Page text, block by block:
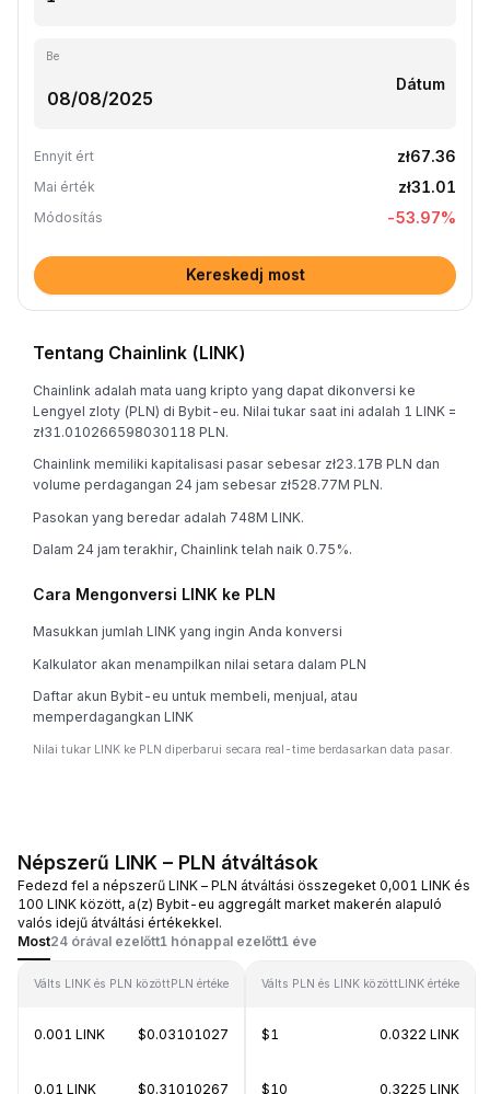
Be
Dátum
Ennyit ért zł67.36
Mai érték zł31.01
Módosítás -53.97%
Kereskedj most
Tentang Chainlink (LINK)
Chainlink adalah mata uang kripto yang dapat dikonversi ke
Lengyel zloty (PLN) di Bybit-eu. Nilai tukar saat ini adalah 1 LINK =
zł31.010266598030118 PLN.
Chainlink memiliki kapitalisasi pasar sebesar zł23.17B PLN dan
volume perdagangan 24 jam sebesar zł528.77M PLN.
Pasokan yang beredar adalah 748M LINK.
Dalam 24 jam terakhir, Chainlink telah naik 0.75%.
Cara Mengonversi LINK ke PLN
Masukkan jumlah LINK yang ingin Anda konversi
Kalkulator akan menampilkan nilai setara dalam PLN
Daftar akun Bybit-eu untuk membeli, menjual, atau
memperdagangkan LINK
Nilai tukar LINK ke PLN diperbarui secara real-time berdasarkan data pasar.
Népszerű LINK – PLN átváltások
Fedezd fel a népszerű LINK – PLN átváltási összegeket 0,001 LINK és
100 LINK között, a(z) Bybit-eu aggregált market makerén alapuló
valós idejű átváltási értékekkel.
Most24 órával ezelőtt1 hónappal ezelőtt1 éve
Válts LINK és PLN közöttPLN értéke
0.001 LINK $0.03101027
0.01 LINK $0.31010267
Válts PLN és LINK közöttLINK értéke
$1 0.0322 LINK
$10 0.3225 LINK